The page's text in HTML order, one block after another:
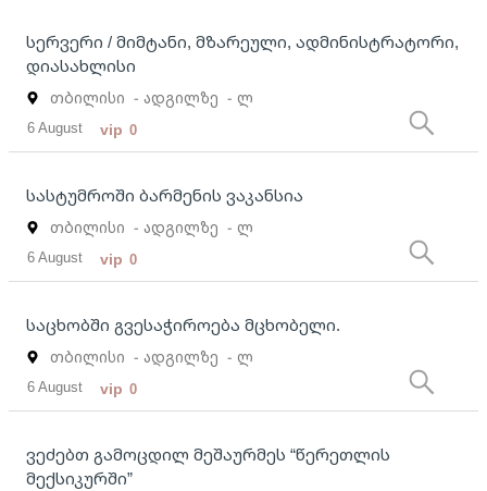
სერვერი / მიმტანი, მზარეული, ადმინისტრატორი,
დიასახლისი
თბილისი - ადგილზე - ლ
6 August vip 0
სასტუმროში ბარმენის ვაკანსია
თბილისი - ადგილზე - ლ
6 August vip 0
საცხობში გვესაჭიროება მცხობელი.
თბილისი - ადგილზე - ლ
6 August vip 0
ვეძებთ გამოცდილ მეშაურმეს “წერეთლის
მექსიკურში”